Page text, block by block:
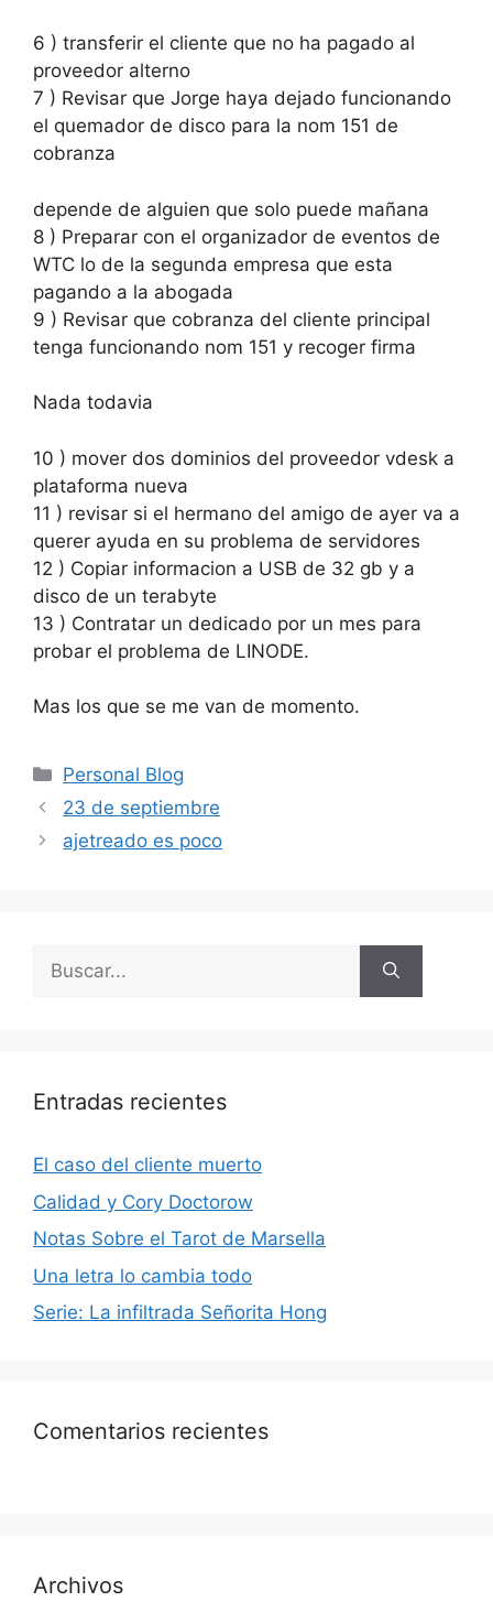
6 ) transferir el cliente que no ha pagado al
proveedor alterno
7 ) Revisar que Jorge haya dejado funcionando
el quemador de disco para la nom 151 de
cobranza
depende de alguien que solo puede mañana
8 ) Preparar con el organizador de eventos de
WTC lo de la segunda empresa que esta
pagando a la abogada
9 ) Revisar que cobranza del cliente principal
tenga funcionando nom 151 y recoger firma
Nada todavia
10 ) mover dos dominios del proveedor vdesk a
plataforma nueva
11 ) revisar si el hermano del amigo de ayer va a
querer ayuda en su problema de servidores
12 ) Copiar informacion a USB de 32 gb y a
disco de un terabyte
13 ) Contratar un dedicado por un mes para
probar el problema de LINODE.
Mas los que se me van de momento.
Categorías
Personal Blog
23 de septiembre
ajetreado es poco
Buscar:
Entradas recientes
El caso del cliente muerto
Calidad y Cory Doctorow
Notas Sobre el Tarot de Marsella
Una letra lo cambia todo
Serie: La infiltrada Señorita Hong
Comentarios recientes
Archivos